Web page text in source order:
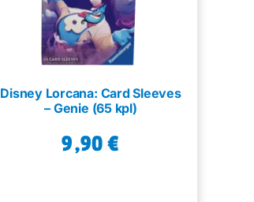
Disney Lorcana: Card Sleeves
– Genie (65 kpl)
9,90€